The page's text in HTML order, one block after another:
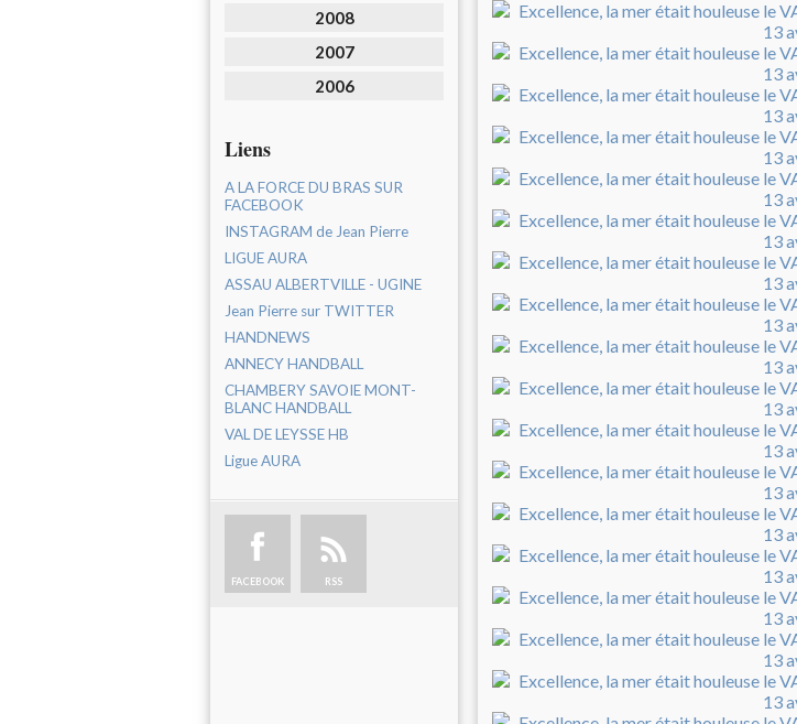
2008
2007
2006
Liens
A LA FORCE DU BRAS SUR
FACEBOOK
INSTAGRAM de Jean Pierre
LIGUE AURA
ASSAU ALBERTVILLE - UGINE
Jean Pierre sur TWITTER
HANDNEWS
ANNECY HANDBALL
CHAMBERY SAVOIE MONT-
BLANC HANDBALL
VAL DE LEYSSE HB
Ligue AURA
FACEBOOK RSS